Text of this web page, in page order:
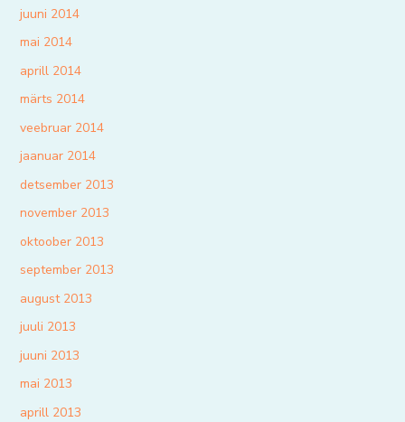
juuni 2014
mai 2014
aprill 2014
märts 2014
veebruar 2014
jaanuar 2014
detsember 2013
november 2013
oktoober 2013
september 2013
august 2013
juuli 2013
juuni 2013
mai 2013
aprill 2013